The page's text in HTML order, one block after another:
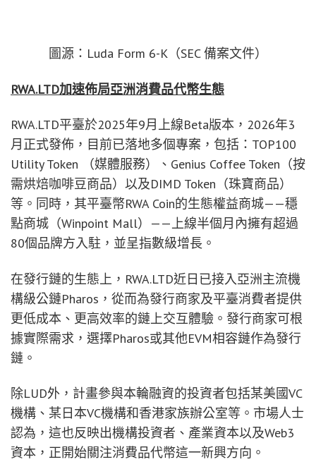
圖源：Luda Form 6-K（SEC 備案文件）
RWA.LTD加速佈局亞洲消費品代幣生態
RWA.LTD平臺於2025年9月上線Beta版本，2026年3
月正式發佈，目前已落地多個專案，包括：TOP100
Utility Token （媒體服務）、Genius Coffee Token（按
需烘焙咖啡豆商品）以及DIMD Token（珠寶商品）
等。同時，其平臺幣RWA Coin的生態權益商城——穩
點商城（Winpoint Mall）——上線半個月內擁有超過
80個品牌方入駐，並呈指數級增長。
在發行鏈的生態上，RWA.LTD近日已接入亞洲主流機
構級公鏈Pharos，從而為發行商家及平臺消費者提供
更低成本、更高效率的鏈上交互體驗。發行商家可根
據實際需求，選擇Pharos或其他EVM相容鏈作為發行
鏈。
除LUD外，計畫參與本輪融資的投資者包括某美國VC
機構、某日本VC機構和香港家族辦公室等。市場人士
認為，這也反映出機構投資者、產業資本以及Web3
資本，正開始關注消費品代幣這一新興方向。